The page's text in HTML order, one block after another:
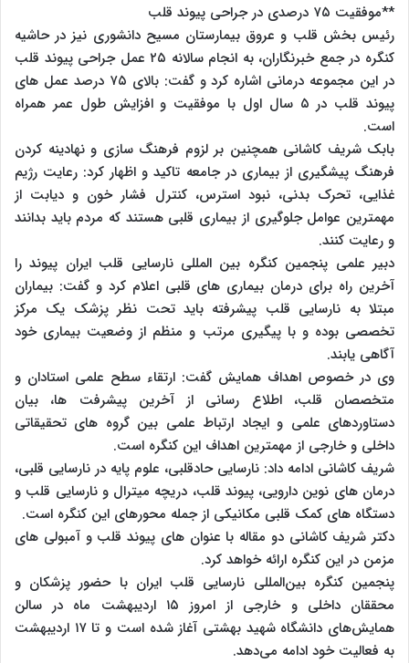
**موفقیت ۷۵ درصدی در جراحی پیوند قلب
رئیس بخش قلب و عروق بیمارستان مسیح دانشوری نیز در حاشیه
کنگره در جمع خبرنگاران، به انجام سالانه ۲۵ عمل جراحی پیوند قلب
در این مجموعه درمانی اشاره کرد و گفت: بالای ۷۵ درصد عمل های
پیوند قلب در ۵ سال اول با موفقیت و افزایش طول عمر همراه
است.
بابک شریف کاشانی همچنین بر لزوم فرهنگ سازی و نهادینه کردن
فرهنگ پیشگیری از بیماری در جامعه تاکید و اظهار کرد: رعایت رژیم
غذایی، تحرک بدنی، نبود استرس، کنترل فشار خون و دیابت از
مهمترین عوامل جلوگیری از بیماری قلبی هستند که مردم باید بدانند
و رعایت کنند.
دبیر علمی پنجمین کنگره بین المللی نارسایی قلب ایران پیوند را
آخرین راه برای درمان بیماری‌ های قلبی اعلام کرد و گفت: بیماران
مبتلا به نارسایی قلب پیشرفته باید تحت نظر پزشک یک مرکز
تخصصی بوده و با پیگیری مرتب و منظم از وضعیت بیماری خود
آگاهی یابند.
وی در خصوص اهداف همایش گفت: ارتقاء سطح علمی استادان و
متخصصان قلب، اطلاع رسانی از آخرین پیشرفت ها، بیان
دستاوردهای علمی و ایجاد ارتباط علمی بین گروه های تحقیقاتی
داخلی و خارجی از مهمترین اهداف این کنگره است.
شریف کاشانی ادامه داد: نارسایی حادقلبی، علوم پایه در نارسایی قلبی،
درمان های نوین دارویی، پیوند قلب، دریچه میترال و نارسایی قلب و
دستگاه های کمک قلبی مکانیکی از جمله محورهای این کنگره است.
دکتر شریف کاشانی دو مقاله با عنوان های پیوند قلب و آمبولی های
مزمن در این کنگره ارائه خواهد کرد.
پنجمین کنگره بین‌المللی نارسایی قلب ایران با حضور پزشکان و
محققان داخلی و خارجی از امروز ۱۵ اردیبهشت ماه در سالن
همایش‌های دانشگاه شهید بهشتی آغاز شده است و تا ۱۷ اردیبهشت
به فعالیت خود ادامه می‌دهد.